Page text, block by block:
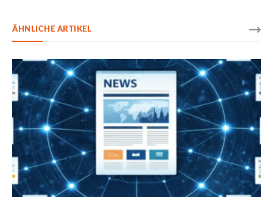
ÄHNLICHE ARTIKEL